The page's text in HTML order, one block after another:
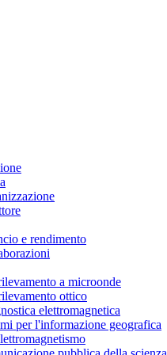
e rendimento
a microonde
ottico
elettromagnetica
per l'informazione geografica